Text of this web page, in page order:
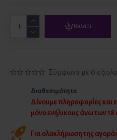
Σύμφωνα με 0
Καλάθι
Διαθεσιμότητα
Δίνουμε πληροφορίες και
μόνο ενήλικους άνω των 18
Για ολοκλήρωση της